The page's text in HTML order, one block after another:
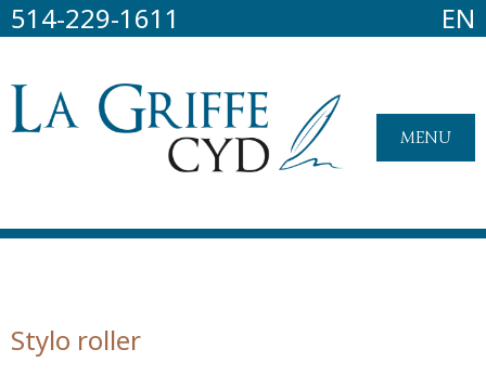
514-229-1611 EN
MENU
Stylo roller